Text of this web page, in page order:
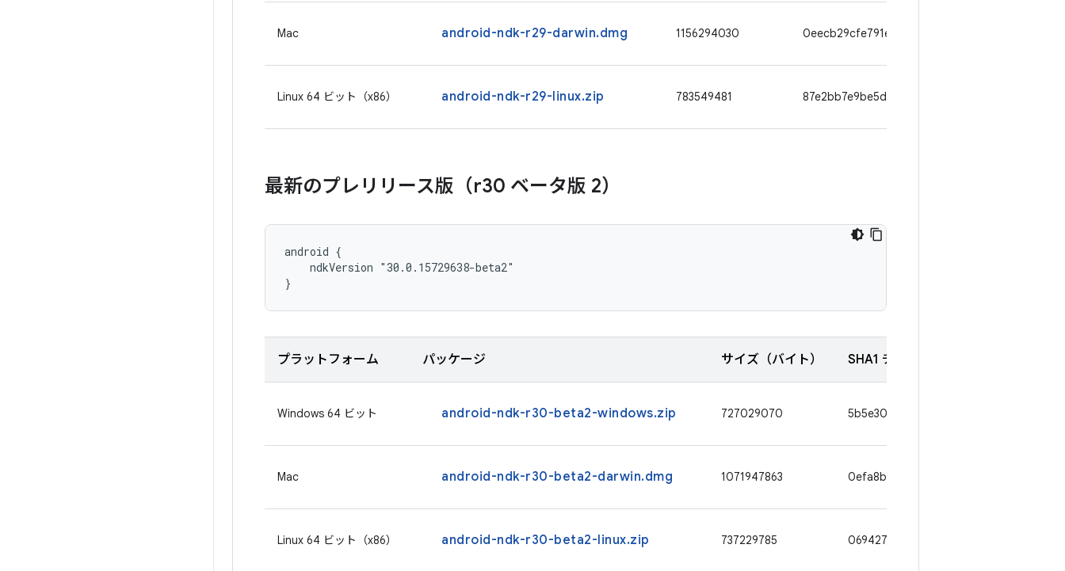
Mac android-ndk-r29-darwin.dmg 1156294030 0eecb29cfe791e039740e2a8bcf0af02b7132bd8
Linux 64 ビット（x86） android-ndk-r29-linux.zip 783549481 87e2bb7e9be5d6a1c6cdf5ec40dd4e0c6d07c30b
最新のプレリリース版（r30 ベータ版 2）
android {
    ndkVersion "30.0.15729638-beta2"
}
プラットフォーム パッケージ サイズ（バイト） SHA1 チェックサム
Windows 64 ビット android-ndk-r30-beta2-windows.zip 727029070
Mac android-ndk-r30-beta2-darwin.dmg 1071947863
Linux 64 ビット（x86） android-ndk-r30-beta2-linux.zip 737229785